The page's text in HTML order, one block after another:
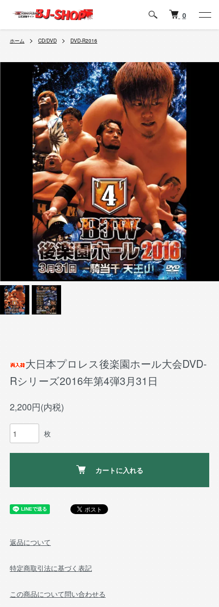
0
ホーム CD/DVD DVD-R2016
大日本プロレス後楽園ホール大会DVD-
Rシリーズ2016年第4弾3月31日
2,200円(内税)
枚
カートに入れる
返品について
特定商取引法に基づく表記
この商品について問い合わせる